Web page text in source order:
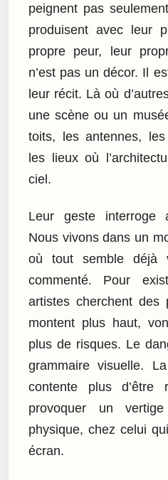
peignent pas
produisent avec leur
propre peur, leur
n’est pas un décor. Il
leur récit. Là où
une scène ou un
toits, les antennes,
les lieux où
ciel.
Leur geste interroge
Nous vivons dans un
où tout semble déjà
commenté. Pour
artistes cherchent des
montent plus haut,
plus de risques. Le
grammaire visuelle.
contente plus
provoquer un
physique, chez celui
écran.